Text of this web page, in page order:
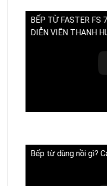
BẾP TỪ FASTER FS
DIỄN VIÊN THANH
Bếp từ dùng nồi gì?